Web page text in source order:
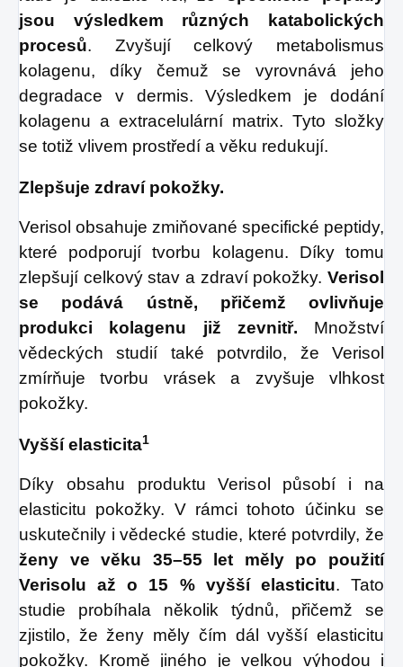
jsou výsledkem různých katabolických
procesů. Zvyšují celkový metabolismus
kolagenu, díky čemuž se vyrovnává jeho
degradace v dermis. Výsledkem je dodání
kolagenu a extracelulární matrix. Tyto složky
se totiž vlivem prostředí a věku redukují.
Zlepšuje zdraví pokožky.
Verisol obsahuje zmiňované specifické peptidy,
které podporují tvorbu kolagenu. Díky tomu
zlepšují celkový stav a zdraví pokožky. Verisol
se podává ústně, přičemž ovlivňuje
produkci kolagenu již zevnitř. Množství
vědeckých studií také potvrdilo, že Verisol
zmírňuje tvorbu vrásek a zvyšuje vlhkost
pokožky.
Vyšší elasticita1
Díky obsahu produktu Verisol působí i na
elasticitu pokožky. V rámci tohoto účinku se
uskutečnily i vědecké studie, které potvrdily, že
ženy ve věku 35–55 let měly po použití
Verisolu až o 15 % vyšší elasticitu. Tato
studie probíhala několik týdnů, přičemž se
zjistilo, že ženy měly čím dál vyšší elasticitu
pokožky. Kromě jiného je velkou výhodou i